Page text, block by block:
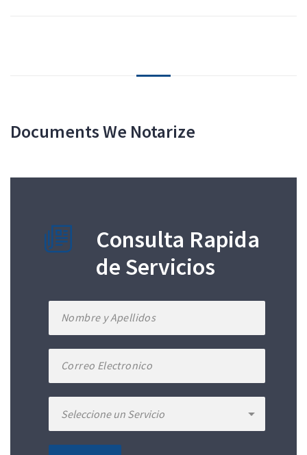
Documents We Notarize
Consulta Rapida
de Servicios